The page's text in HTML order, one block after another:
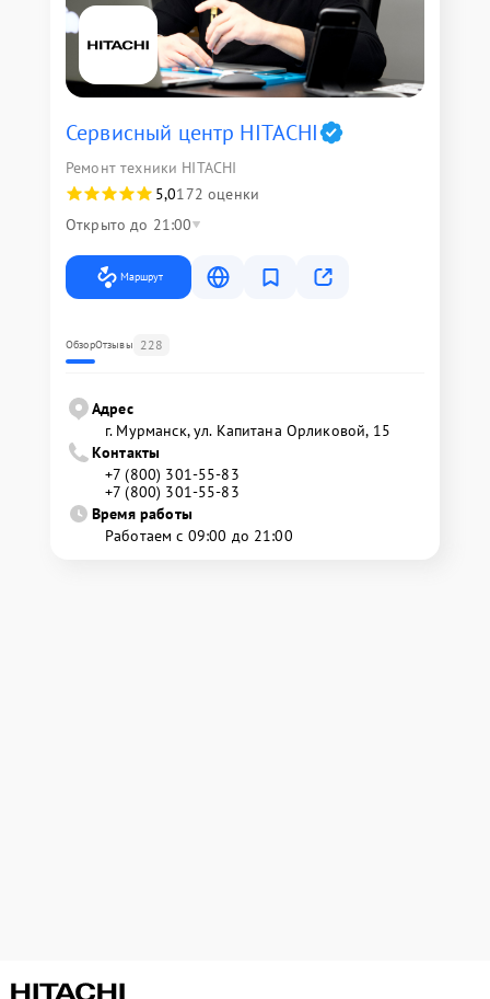
Сервисный центр HITACHI
Ремонт техники HITACHI
5,0172 оценки
Открыто до 21:00
Маршрут
ОбзорОтзывы 228
Адрес
г. Мурманск, ул. Капитана Орликовой, 15
Контакты
+7 (800) 301-55-83
+7 (800) 301-55-83
Время работы
Работаем с 09:00 до 21:00